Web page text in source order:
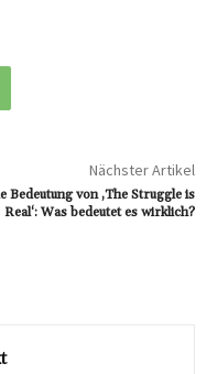
Nächster Artikel
Bedeutung von ‚The Struggle is
Real‘: Was bedeutet es wirklich?